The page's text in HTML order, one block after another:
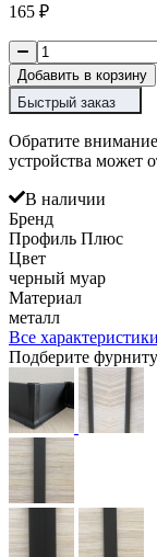
165 ₽
Добавить в корзину
Быстрый заказ
Обратите
устройства может
В наличии
Бренд
Профиль Плюс
Цвет
черный муар
Материал
металл
Все характеристики
Подберите